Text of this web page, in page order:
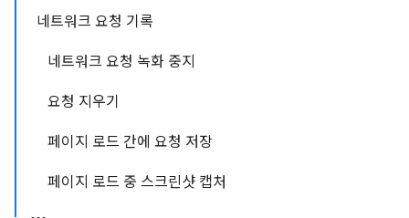
네트워크 요청 기록
네트워크 요청 녹화 중지
요청 지우기
페이지 로드 간에 요청 저장
페이지 로드 중 스크린샷 캡처